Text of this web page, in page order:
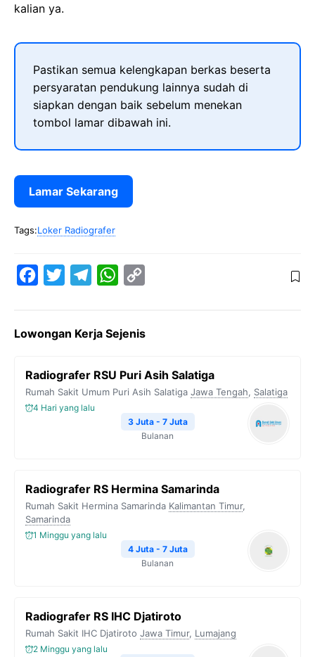
kalian ya.
Pastikan semua kelengkapan berkas beserta
persyaratan pendukung lainnya sudah di
siapkan dengan baik sebelum menekan
tombol lamar dibawah ini.
Lamar Sekarang
Tags:Loker Radiografer
e
o
o
t
e
e
r
W
t
A
y
i
k
Lowongan Kerja Sejenis
Radiografer RSU Puri Asih Salatiga
Rumah Sakit Umum Puri Asih Salatiga Jawa Tengah, Salatiga
4 Hari yang lalu
3 Juta - 7 Juta
Bulanan
Radiografer RS Hermina Samarinda
Rumah Sakit Hermina Samarinda Kalimantan Timur,
Samarinda
1 Minggu yang lalu
4 Juta - 7 Juta
Bulanan
Radiografer RS IHC Djatiroto
Rumah Sakit IHC Djatiroto Jawa Timur, Lumajang
2 Minggu yang lalu